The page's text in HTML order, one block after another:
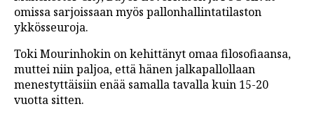
omissa sarjoissaan myös pallonhallintatilaston
ykkösseuroja.
Toki Mourinhokin on kehittänyt omaa filosofiaansa,
muttei niin paljoa, että hänen jalkapallollaan
menestyttäisiin enää samalla tavalla kuin 15-20
vuotta sitten.